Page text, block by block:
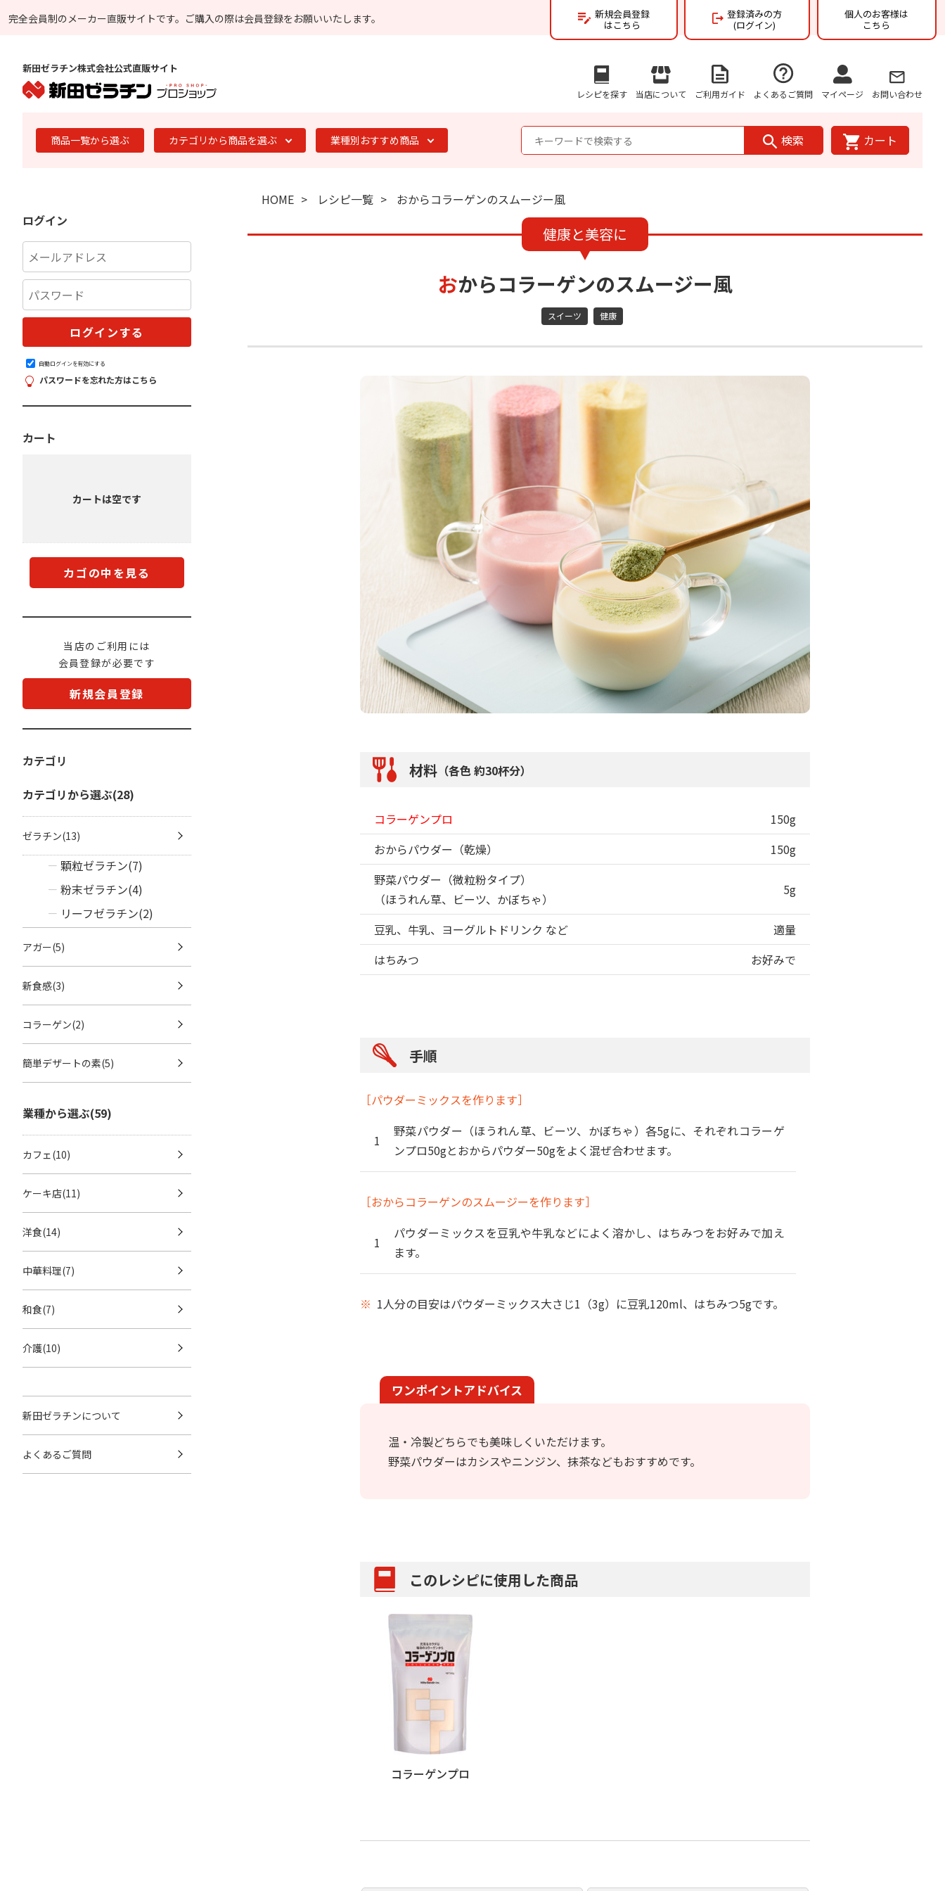
完全会員制のメーカー直販サイトです。 ご購入の際は会員登録をお願いいたします。
新規会員登録
はこちら
登録済みの方
(ログイン)
個人のお客様は
こちら
新田ゼラチン株式会社公式直販サイト
レシピを探す 当店について ご利用ガイド よくあるご質問 マイページ お問い合わせ
商品一覧から選ぶ カテゴリから商品を選ぶ 業種別おすすめ商品 検索 カート
ログイン
自動ログインを有効にする
パスワードを忘れた方はこちら
カート
カートは空です
カゴの中を見る
当店のご利用には
会員登録が必要です
新規会員登録
カテゴリ
カテゴリから選ぶ(28)
ゼラチン(13)
顆粒ゼラチン(7)
粉末ゼラチン(4)
リーフゼラチン(2)
アガー(5)
新食感(3)
コラーゲン(2)
簡単デザートの素(5)
業種から選ぶ(59)
カフェ(10)
ケーキ店(11)
洋食(14)
中華料理(7)
和食(7)
介護(10)
新田ゼラチンについて
よくあるご質問
HOME レシピ一覧 おからコラーゲンのスムージー風
健康と美容に
おからコラーゲンのスムージー風
スイーツ 健康
材料 （各色 約30杯分）
コラーゲンプロ
150g
おからパウダー（乾燥）
150g
野菜パウダー（微粒粉タイプ）
（ほうれん草、ビーツ、かぼちゃ）
5g
豆乳、牛乳、ヨーグルトドリンク など
適量
はちみつ
お好みで
手順
［パウダーミックスを作ります］
野菜パウダー（ほうれん草、ビーツ、かぼちゃ）各5gに、それぞれコラーゲ
ンプロ50gとおからパウダー50gをよく混ぜ合わせます。
［おからコラーゲンのスムージーを作ります］
パウダーミックスを豆乳や牛乳などによく溶かし、はちみつをお好みで加え
ます。
※ 1人分の目安はパウダーミックス大さじ1（3g）に豆乳120ml、はちみつ5gです。
ワンポイントアドバイス
温・冷製どちらでも美味しくいただけます。
野菜パウダーはカシスやニンジン、抹茶などもおすすめです。
このレシピに使用した商品
コラーゲンプロ